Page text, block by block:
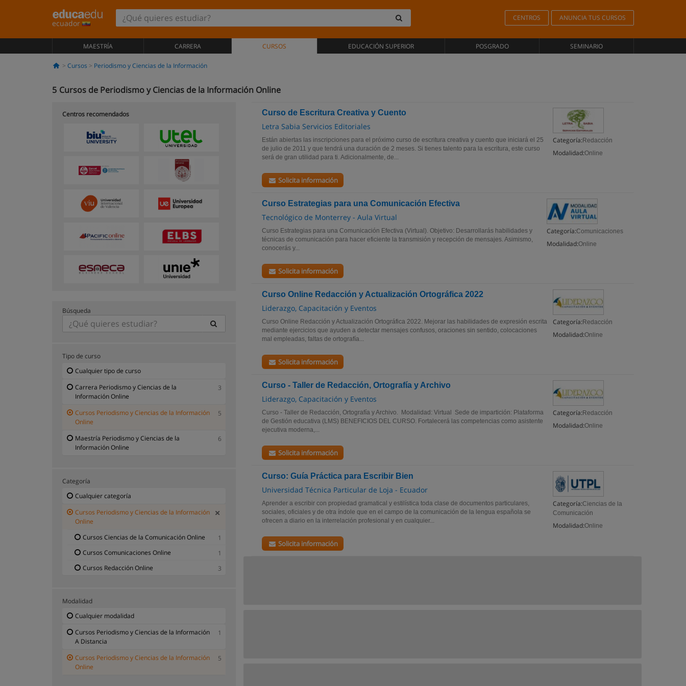
ecuador
CENTROS ANUNCIA TUS CURSOS
MAESTRÍA CARRERA CURSOS EDUCACIÓN SUPERIOR POSGRADO SEMINARIO
Cursos Periodismo y Ciencias de la Información
5 Cursos de Periodismo y Ciencias de la Información Online
Curso de Escritura Creativa y Cuento
Letra Sabia Servicios Editoriales
Categoría: Redacción
Modalidad:Online
Están abiertas las inscripciones para el próximo curso de escritura creativa y cuento que iniciará el 25
de julio de 2011 y que tendrá una duración de 2 meses. Si tienes talento para la escritura, este curso
será de gran utilidad para ti. Adicionalmente, de...
Solicita información
Curso Estrategias para una Comunicación Efectiva
Tecnológico de Monterrey - Aula Virtual
Categoría:Comunicaciones
Modalidad:Online
Curso Estrategias para una Comunicación Efectiva (Virtual). Objetivo: Desarrollarás habilidades y
técnicas de comunicación para hacer eficiente la transmisión y recepción de mensajes. Asimismo,
conocerás y...
Solicita información
Curso Online Redacción y Actualización Ortográfica 2022
Liderazgo, Capacitación y Eventos
Categoría: Redacción
Modalidad:Online
Curso Online Redacción y Actualización Ortográfica 2022. Mejorar las habilidades de expresión escrita
mediante ejercicios que ayuden a detectar mensajes confusos, oraciones sin sentido, colocaciones
mal empleadas, faltas de ortografía...
Solicita información
Curso - Taller de Redacción, Ortografía y Archivo
Liderazgo, Capacitación y Eventos
Categoría: Redacción
Modalidad:Online
Curso - Taller de Redacción, Ortografía y Archivo. Modalidad: Virtual Sede de impartición: Plataforma
de Gestión educativa (LMS) BENEFICIOS DEL CURSO. Fortalecerá las competencias como asistente
ejecutiva moderna,...
Solicita información
Curso: Guía Práctica para Escribir Bien
Universidad Técnica Particular de Loja - Ecuador
Categoría:Ciencias de la
Comunicación
Modalidad:Online
Aprender a escribir con propiedad gramatical y estilística toda clase de documentos particulares,
sociales, oficiales y de otra índole que en el campo de la comunicación de la lengua española se
ofrecen a diario en la interrelación profesional y en cualquier...
Solicita información
Centros recomendados
Búsqueda
Tipo de curso
Cualquier tipo de curso
Carrera Periodismo y Ciencias de la
Información Online
3
Cursos Periodismo y Ciencias de la Información
Online
5
Maestría Periodismo y Ciencias de la
Información Online
6
Categoría
Cualquier categoría
Cursos Periodismo y Ciencias de la Información
Online
Cursos Ciencias de la Comunicación Online
1
Cursos Comunicaciones Online
1
Cursos Redacción Online
3
Modalidad
Cualquier modalidad
Cursos Periodismo y Ciencias de la Información
A Distancia
1
Cursos Periodismo y Ciencias de la Información
Online
5